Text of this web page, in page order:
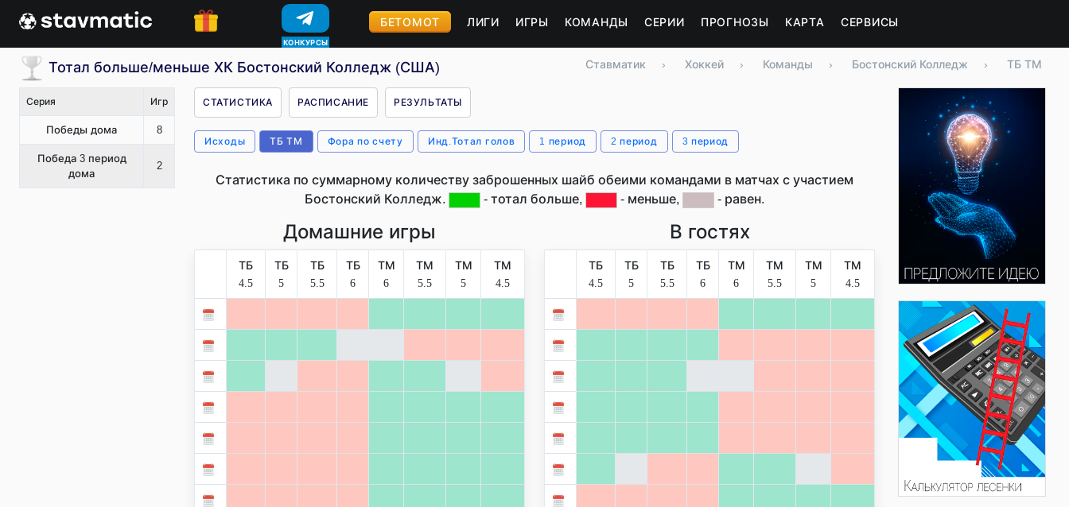
КОНКУРСЫ
БЕТОМОТ ЛИГИ ИГРЫ КОМАНДЫ СЕРИИ ПРОГНОЗЫ КАРТА СЕРВИСЫ
Тотал больше/меньше ХК Бостонский Колледж (США) Ставматик › Хоккей › Команды › Бостонский Колледж › ТБ ТМ
Серия Игр
Победы дома 8
Победа 3 период
дома
2
СТАТИСТИКА РАСПИСАНИЕ РЕЗУЛЬТАТЫ
Исходы ТБ ТМ Фора по счету Инд.Тотал голов 1 период 2 период 3 период
Статистика по суммарному количеству заброшенных шайб обеими командами в матчах с участием
Бостонский Колледж.
- тотал больше, - меньше, - равен.
Домашние игры
ТБ
4.5
ТБ
5
ТБ
5.5
ТБ
6
ТМ
6
ТМ
5.5
ТМ
5
ТМ
4.5
В гостях
ТБ
4.5
ТБ
5
ТБ
5.5
ТБ
6
ТМ
6
ТМ
5.5
ТМ
5
ТМ
4.5